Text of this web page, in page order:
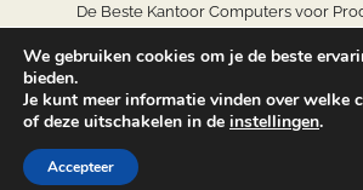
De Beste Kantoor Computers voor
Copyright © 2026
Blog ByAdore Themes
We gebruiken cookies om je de beste
bieden.
Je kunt meer informatie vinden over welke
of deze uitschakelen in de instellingen.
Accepteer